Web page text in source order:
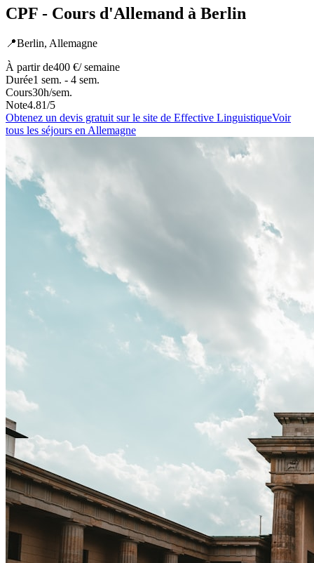
CPF - Cours d'Allemand à Berlin
📍Berlin, Allemagne
À partir de400 €/ semaine
Durée1 sem. - 4 sem.
Cours30h/sem.
Note4.81/5
Obtenez un devis gratuit sur le site de Effective LinguistiqueVoir
tous les séjours en Allemagne